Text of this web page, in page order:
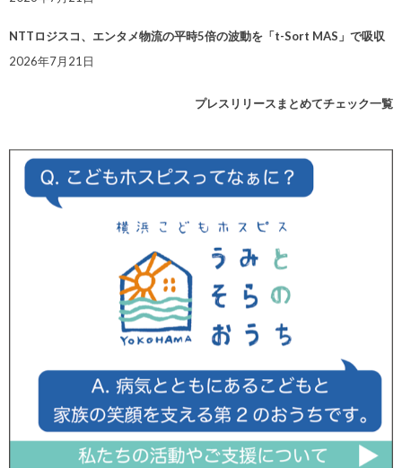
NTTロジスコ、エンタメ物流の平時5倍の波動を「t-Sort MAS」で吸収
2026年7月21日
プレスリリースまとめてチェック一覧